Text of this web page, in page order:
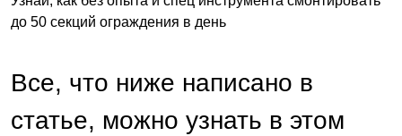
до 50 секций ограждения в день
Все, что ниже написано в
статье, можно узнать в этом